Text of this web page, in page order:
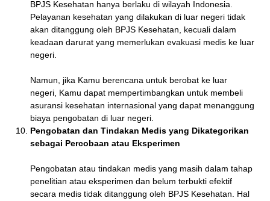
BPJS Kesehatan hanya berlaku di wilayah Indonesia.
Pelayanan kesehatan yang dilakukan di luar negeri tidak
akan ditanggung oleh BPJS Kesehatan, kecuali dalam
keadaan darurat yang memerlukan evakuasi medis ke luar
negeri.
Namun, jika Kamu berencana untuk berobat ke luar
negeri, Kamu dapat mempertimbangkan untuk membeli
asuransi kesehatan internasional yang dapat menanggung
biaya pengobatan di luar negeri.
Pengobatan dan Tindakan Medis yang Dikategorikan
sebagai Percobaan atau Eksperimen
Pengobatan atau tindakan medis yang masih dalam tahap
penelitian atau eksperimen dan belum terbukti efektif
secara medis tidak ditanggung oleh BPJS Kesehatan. Hal